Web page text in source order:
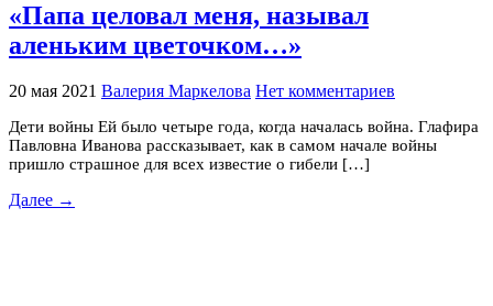
«Папа целовал меня, называл
аленьким цветочком…»
20 мая 2021 Валерия Маркелова Нет комментариев
Дети войны Ей было четыре года, когда началась война. Глафира
Павловна Иванова рассказывает, как в самом начале войны
пришло страшное для всех известие о гибели […]
Далее →